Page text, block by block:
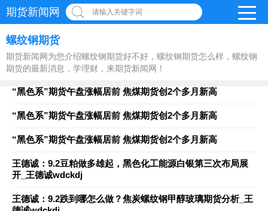
期货新闻网 请输入关键字词
螺纹钢期货
期货新闻网为您介绍螺纹钢期货好不好，螺纹钢期货怎么样，螺纹钢
期货的最新消息，学理财，来期货新闻网！
“黑色系”期货午盘涨幅居前 焦煤期货创2个多月新高
“黑色系”期货午盘涨幅居前 焦煤期货创2个多月新高
“黑色系”期货午盘涨幅居前 焦煤期货创2个多月新高
王德诚：9.2豆粕做多雄起，黑色化工能源白银第三次布局展
开_王德诚wdckdj
王德诚：9.2跌到哪怎么做？焦炭螺纹钢甲醇玻璃期货分析_王